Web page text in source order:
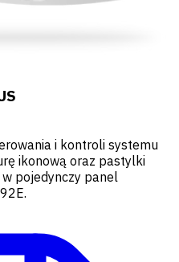
i kontroli systemu
ikonową oraz pastylki
pojedynczy panel